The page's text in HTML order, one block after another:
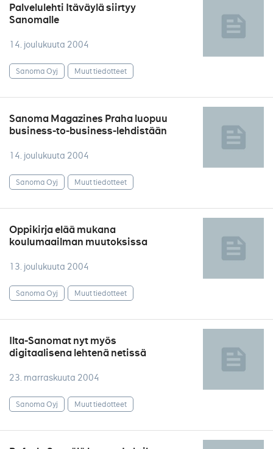
Palvelulehti Itäväylä siirtyy
Sanomalle
14. joulukuuta 2004
Sanoma Oyj Muut tiedotteet
Sanoma Magazines Praha luopuu
business-to-business-lehdistään
14. joulukuuta 2004
Sanoma Oyj Muut tiedotteet
Oppikirja elää mukana
koulumaailman muutoksissa
13. joulukuuta 2004
Sanoma Oyj Muut tiedotteet
Ilta-Sanomat nyt myös
digitaalisena lehtenä netissä
23. marraskuuta 2004
Sanoma Oyj Muut tiedotteet